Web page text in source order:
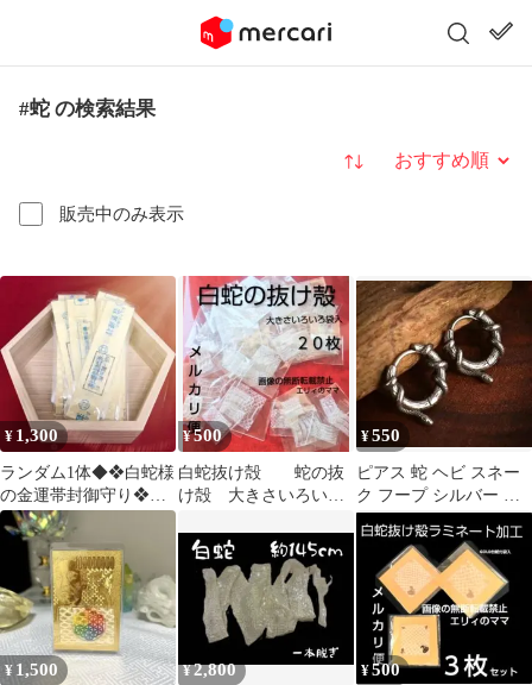
#蛇 の検索結果
販売中のみ表示
並び替え
¥ 1,300
ランダム1体◆❖白蛇様
の金運帯封御守り❖◆
開運
¥500
白蛇抜け殻 蛇の抜
け殻 大きさいろいろ
¥550
ピアス 蛇 ヘビ スネー
ク フープ シルバー 個
性派 ユニセックス 男女
兼用
¥ 1,500 ¥2,800 ¥500